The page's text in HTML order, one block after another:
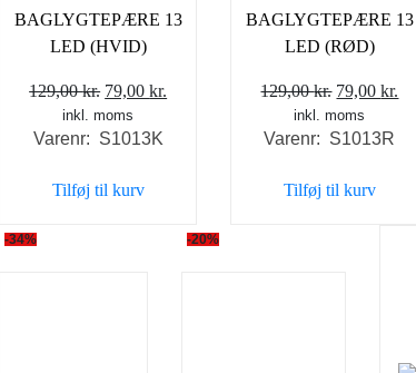
BAGLYGTEPÆRE 13
LED (HVID)
129,00kr. Den
oprindelige
pris
129,00 kr..
79,00kr.
inkl. moms
Varenr: S1013K
Tilføj til kurv
BAGLYGTEPÆRE 13
LED (RØD)
129,00kr. Den
oprindelige
pris
129,00 kr..
79,00kr.
inkl. moms
Varenr: S1013R
Tilføj til kurv
-34% -20%